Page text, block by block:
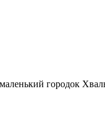
городок